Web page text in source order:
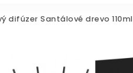
difúzer Santálové drevo 110ml